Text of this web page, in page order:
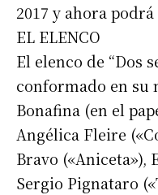
2017 y ahora
EL ELENCO
El elenco de “Dos
conformado en su
Bonafina (en el
Angélica Fleire
Bravo («Aniceta»),
Sergio Pignataro